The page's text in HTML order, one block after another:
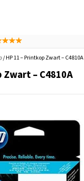
/ HP 11 – Printkop Zwart – C4810A
Zwart – C4810A